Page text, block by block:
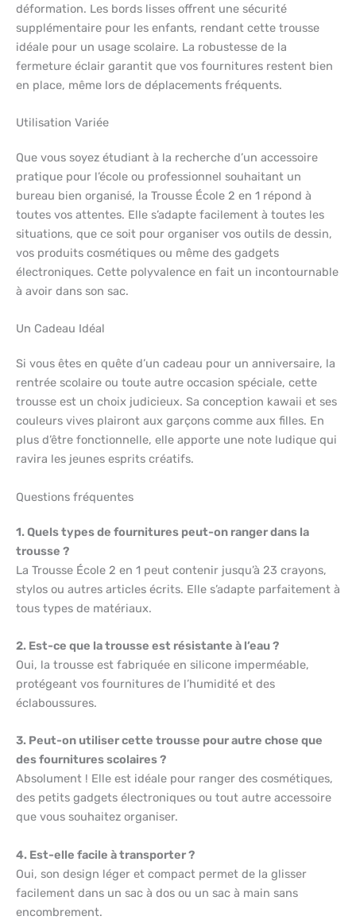
déformation. Les bords lisses offrent une sécurité
supplémentaire pour les enfants, rendant cette trousse
idéale pour un usage scolaire. La robustesse de la
fermeture éclair garantit que vos fournitures restent bien
en place, même lors de déplacements fréquents.
Utilisation Variée
Que vous soyez étudiant à la recherche d’un accessoire
pratique pour l’école ou professionnel souhaitant un
bureau bien organisé, la Trousse École 2 en 1 répond à
toutes vos attentes. Elle s’adapte facilement à toutes les
situations, que ce soit pour organiser vos outils de dessin,
vos produits cosmétiques ou même des gadgets
électroniques. Cette polyvalence en fait un incontournable
à avoir dans son sac.
Un Cadeau Idéal
Si vous êtes en quête d’un cadeau pour un anniversaire, la
rentrée scolaire ou toute autre occasion spéciale, cette
trousse est un choix judicieux. Sa conception kawaii et ses
couleurs vives plairont aux garçons comme aux filles. En
plus d’être fonctionnelle, elle apporte une note ludique qui
ravira les jeunes esprits créatifs.
Questions fréquentes
1. Quels types de fournitures peut-on ranger dans la
trousse ?
La Trousse École 2 en 1 peut contenir jusqu’à 23 crayons,
stylos ou autres articles écrits. Elle s’adapte parfaitement à
tous types de matériaux.
2. Est-ce que la trousse est résistante à l’eau ?
Oui, la trousse est fabriquée en silicone imperméable,
protégeant vos fournitures de l’humidité et des
éclaboussures.
3. Peut-on utiliser cette trousse pour autre chose que
des fournitures scolaires ?
Absolument ! Elle est idéale pour ranger des cosmétiques,
des petits gadgets électroniques ou tout autre accessoire
que vous souhaitez organiser.
4. Est-elle facile à transporter ?
Oui, son design léger et compact permet de la glisser
facilement dans un sac à dos ou un sac à main sans
encombrement.